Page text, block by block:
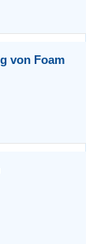
von Foam